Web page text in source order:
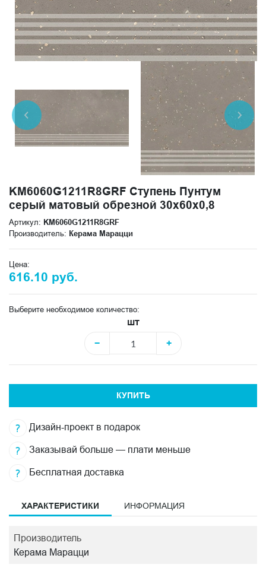
KM6060G1211R8GRF Ступень Пунтум
серый матовый обрезной 30x60x0,8
Артикул: KM6060G1211R8GRF
Производитель: Керама Марацци
Цена:
616.10 руб.
Выберите необходимое количество:
шт
−
+
КУПИТЬ
Дизайн-проект в подарок
Заказывай больше — плати меньше
Бесплатная доставка
ХАРАКТЕРИСТИКИ ИНФОРМАЦИЯ
Производитель
Керама Марацци